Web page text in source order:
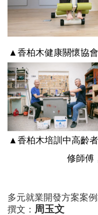
▲香柏木健康關懷協
▲香柏木培訓中高齡
修師傅
多元就業開發方案案
撰文： 周玉文